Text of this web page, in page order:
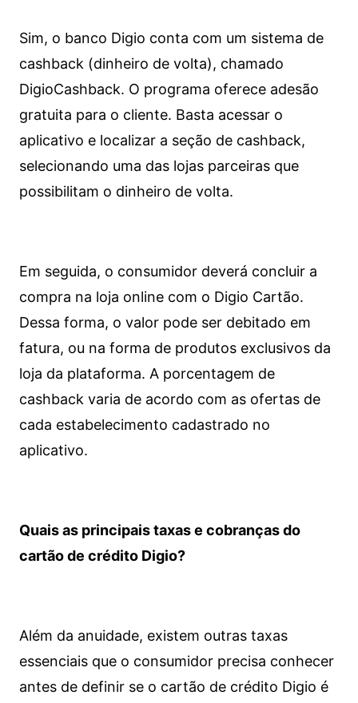
Sim, o banco Digio conta com um sistema de
cashback (dinheiro de volta), chamado
DigioCashback. O programa oferece adesão
gratuita para o cliente. Basta acessar o
aplicativo e localizar a seção de cashback,
selecionando uma das lojas parceiras que
possibilitam o dinheiro de volta.
Em seguida, o consumidor deverá concluir a
compra na loja online com o Digio Cartão.
Dessa forma, o valor pode ser debitado em
fatura, ou na forma de produtos exclusivos da
loja da plataforma. A porcentagem de
cashback varia de acordo com as ofertas de
cada estabelecimento cadastrado no
aplicativo.
Quais as principais taxas e cobranças do
cartão de crédito Digio?
Além da anuidade, existem outras taxas
essenciais que o consumidor precisa conhecer
antes de definir se o cartão de crédito Digio é